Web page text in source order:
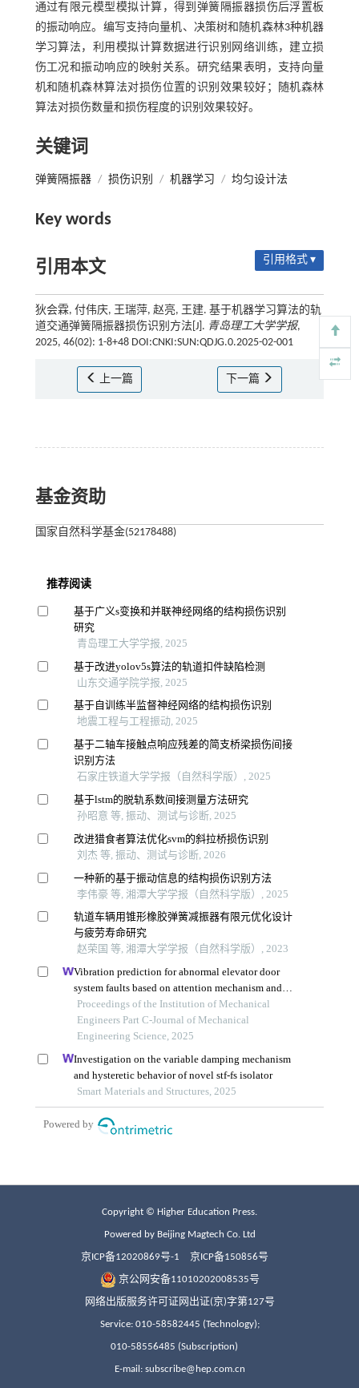
通过有限元模型模拟计算，得到弹簧隔振器损伤后浮置板
的振动响应。编写支持向量机、决策树和随机森林3种机器
学习算法，利用模拟计算数据进行识别网络训练，建立损
伤工况和振动响应的映射关系。研究结果表明，支持向量
机和随机森林算法对损伤位置的识别效果较好；随机森林
算法对损伤数量和损伤程度的识别效果较好。
关键词
弹簧隔振器 / 损伤识别 / 机器学习 / 均匀设计法
Key words
引用本文 引用格式 ▾
狄会霖, 付伟庆, 王瑞萍, 赵亮, 王建. 基于机器学习算法的轨
道交通弹簧隔振器损伤识别方法[J]. 青岛理工大学学报,
2025, 46(02): 1-8+48 DOI:CNKI:SUN:QDJG.0.2025-02-001
上一篇 下一篇
基金资助
国家自然科学基金(52178488)
Copyright © Higher Education Press.
Powered by Beijing Magtech Co. Ltd
京ICP备12020869号-1 京ICP备150856号
京公网安备11010202008535号
网络出版服务许可证网出证(京)字第127号
Service: 010-58582445 (Technology);
010-58556485 (Subscription)
E-mail: subscribe@hep.com.cn